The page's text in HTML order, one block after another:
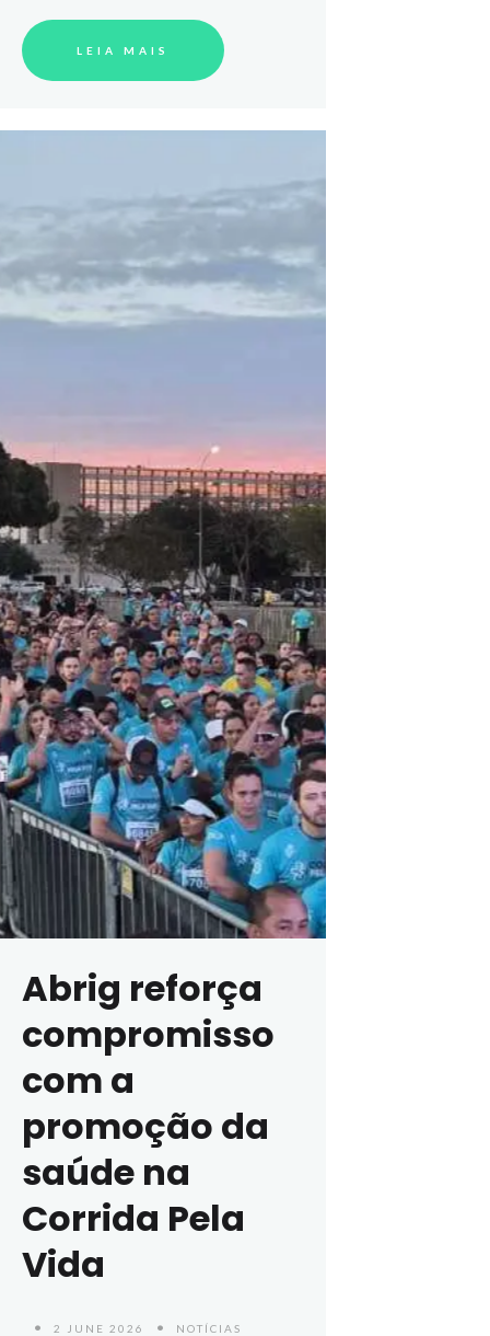
LEIA MAIS
Abrig reforça
compromisso
com a
promoção da
saúde na
Corrida Pela
Vida
2 JUNE 2026 NOTÍCIAS